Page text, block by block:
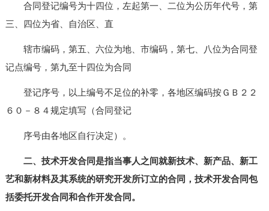
合同登记编号为十四位，左起第一、二位为公历年代号，第
三、四位为省、自治区、直
辖市编码，第五、六位为地、市编码，第七、八位为合同登
记点编号，第九至十四位为合同
登记序号，以上编号不足位的补零，各地区编码按ＧＢ２２
６０－８４规定填写（合同登记
序号由各地区自行决定）。
二、技术开发合同是指当事人之间就新技术、新产品、新工
艺和新材料及其系统的研究开发所订立的合同，技术开发合同包
括委托开发合同和合作开发合同。